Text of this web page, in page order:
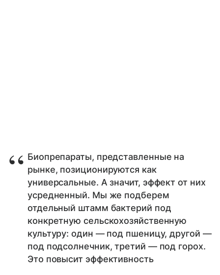
Биопрепараты, представленные на
рынке, позиционируются как
универсальные. А значит, эффект от них
усредненный. Мы же подберем
отдельный штамм бактерий под
конкретную сельскохозяйственную
культуру: один — под пшеницу, другой —
под подсолнечник, третий — под горох.
Это повысит эффективность